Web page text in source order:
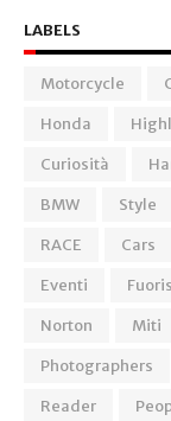
LABELS
Motorcycle
Honda
Curiosità
BMW
Style
RACE
Cars
Eventi
Norton
Miti
Photographers
Reader